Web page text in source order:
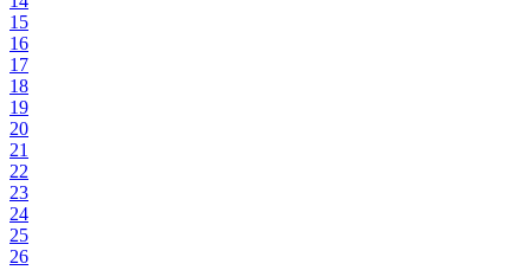
15
16
17
18
19
20
21
22
23
24
25
26